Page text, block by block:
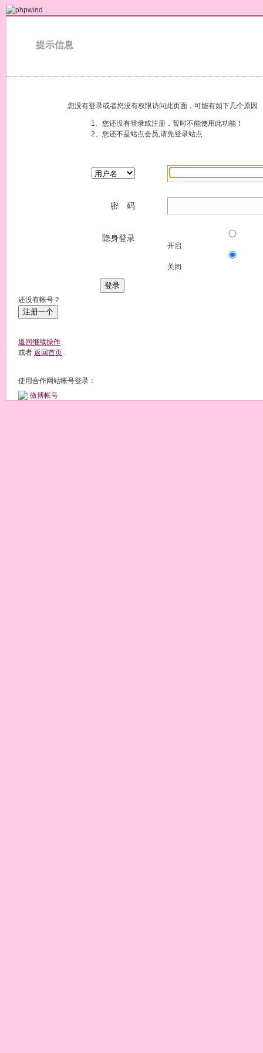
提示信息
您没有登录或者您没有权限访问此页面，可能有如下几个原因
1、您还没有登录或注册，暂时不能使用此功能！
2、您还不是站点会员,请先登录站点
密 码
隐身登录
开启
关闭
登录
还没有帐号？
注册一个
返回继续操作
或者 返回首页
使用合作网站帐号登录：
微博帐号